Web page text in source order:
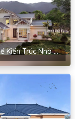
Thiết Kế Kiến Trúc Nhà Đẹp Tại Hải Dương Cho Anh Hậu – Cẩm Bình